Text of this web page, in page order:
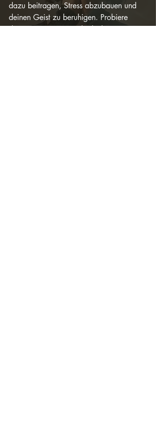
dazu beitragen, Stress abzubauen und
deinen Geist zu beruhigen. Probiere
diese Asanas aus, und gib deinem